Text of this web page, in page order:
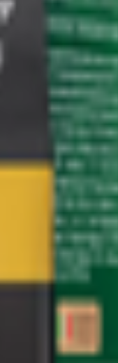
молотый «BARISTA MIO
вкусе с легкой